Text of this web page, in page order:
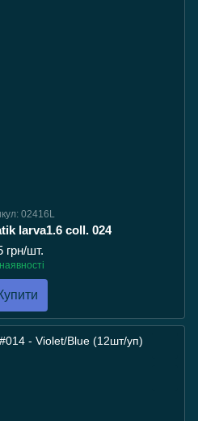
02416L
larva1.6 coll. 024
грн/шт.